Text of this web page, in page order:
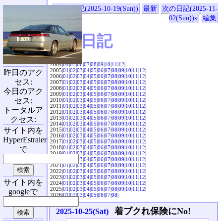
«前の日記(2025-10-19(Sun)) 最新
次の日記(2025-11-
02(Sun))»
編集
SVX日記
2004|04|05|06|07|08|09|10|11|12|
2005|01|02|03|04|05|06|07|08|09|10|11|12|
2006|01|02|03|04|05|06|07|08|09|10|11|12|
2007|01|02|03|04|05|06|07|08|09|10|11|12|
2008|01|02|03|04|05|06|07|08|09|10|11|12|
2009|01|02|03|04|05|06|07|08|09|10|11|12|
2010|01|02|03|04|05|06|07|08|09|10|11|12|
2011|01|02|03|04|05|06|07|08|09|10|11|12|
2012|01|02|03|04|05|06|07|08|09|10|11|12|
2013|01|02|03|04|05|06|07|08|09|10|11|12|
2014|01|02|03|04|05|06|07|08|09|10|11|12|
2015|01|02|03|04|05|06|07|08|09|10|11|12|
2016|01|02|03|04|05|06|07|08|09|10|11|12|
2017|01|02|03|04|05|06|07|08|09|10|11|12|
2018|01|02|03|04|05|06|07|08|09|10|11|12|
2019|01|02|03|04|05|06|07|08|09|10|11|12|
03|04|05|06|07|08|09|10|11|12|
2021|01|02|03|04|05|06|07|08|09|10|11|12|
2022|01|02|03|04|05|06|07|08|09|10|11|12|
2023|01|02|03|04|05|06|07|08|09|10|11|12|
2024|01|02|03|04|05|06|07|08|09|10|11|12|
2025|01|02|03|04|05|06|07|08|09|10|11|12|
2026|01|02|03|04|05|06|07|08|
2025-10-25(Sat) 着ブクれ保険にNo!
昨日のアク
セス:
今日のアク
セス:
トータルア
クセス:
サイト内を
HyperEstraier
で
サイト内を
googleで